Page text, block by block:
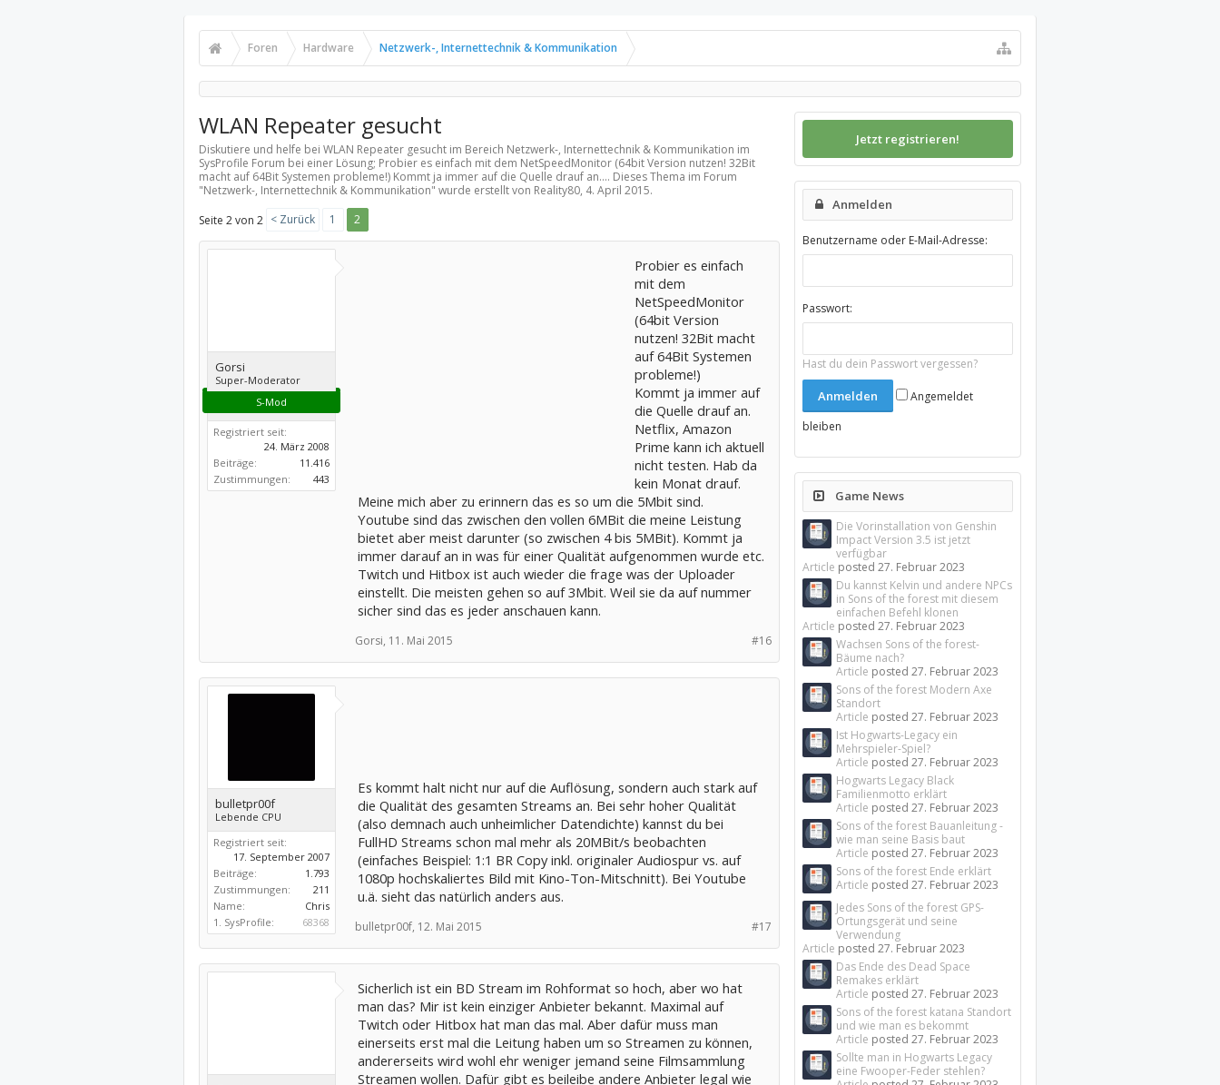
Foren Hardware Netzwerk-, Internettechnik & Kommunikation
WLAN Repeater gesucht
Diskutiere und helfe bei WLAN Repeater gesucht im Bereich Netzwerk-, Internettechnik & Kommunikation im
SysProfile Forum bei einer Lösung; Probier es einfach mit dem NetSpeedMonitor (64bit Version nutzen! 32Bit
macht auf 64Bit Systemen probleme!) Kommt ja immer auf die Quelle drauf an.... Dieses Thema im Forum
"Netzwerk-, Internettechnik & Kommunikation" wurde erstellt von Reality80, 4. April 2015.
Seite 2 von 2 < Zurück 1 2
Gorsi
Super-Moderator
S-Mod
Registriert seit:
24. März 2008
Beiträge:
11.416
Zustimmungen:
443
Probier es einfach
mit dem
NetSpeedMonitor
(64bit Version
nutzen! 32Bit macht
auf 64Bit Systemen
probleme!)
Kommt ja immer auf
die Quelle drauf an.
Netflix, Amazon
Prime kann ich aktuell
nicht testen. Hab da
kein Monat drauf.
Meine mich aber zu erinnern das es so um die 5Mbit sind.
Youtube sind das zwischen den vollen 6MBit die meine Leistung
bietet aber meist darunter (so zwischen 4 bis 5MBit). Kommt ja
immer darauf an in was für einer Qualität aufgenommen wurde etc.
Twitch und Hitbox ist auch wieder die frage was der Uploader
einstellt. Die meisten gehen so auf 3Mbit. Weil sie da auf nummer
sicher sind das es jeder anschauen kann.
#16
Gorsi, 11. Mai 2015
bulletpr00f
Lebende CPU
Registriert seit:
17. September 2007
Beiträge:
1.793
Zustimmungen:
211
Name:
Chris
1. SysProfile:
68368
Es kommt halt nicht nur auf die Auflösung, sondern auch stark auf
die Qualität des gesamten Streams an. Bei sehr hoher Qualität
(also demnach auch unheimlicher Datendichte) kannst du bei
FullHD Streams schon mal mehr als 20MBit/s beobachten
(einfaches Beispiel: 1:1 BR Copy inkl. originaler Audiospur vs. auf
1080p hochskaliertes Bild mit Kino-Ton-Mitschnitt). Bei Youtube
u.ä. sieht das natürlich anders aus.
#17
bulletpr00f, 12. Mai 2015
Sicherlich ist ein BD Stream im Rohformat so hoch, aber wo hat
man das? Mir ist kein einziger Anbieter bekannt. Maximal auf
Twitch oder Hitbox hat man das mal. Aber dafür muss man
einerseits erst mal die Leitung haben um so Streamen zu können,
andererseits wird wohl ehr weniger jemand seine Filmsammlung
Streamen wollen. Dafür gibt es beileibe andere Anbieter legal wie
Jetzt registrieren!
Anmelden
Benutzername oder E-Mail-Adresse:
Passwort:
Hast du dein Passwort vergessen?
Angemeldet
bleiben
Game News
Die Vorinstallation von Genshin
Impact Version 3.5 ist jetzt
verfügbar
Article posted27. Februar 2023
Du kannst Kelvin und andere NPCs
in Sons of the forest mit diesem
einfachen Befehl klonen
Article posted27. Februar 2023
Wachsen Sons of the forest-
Bäume nach?
Article posted27. Februar 2023
Sons of the forest Modern Axe
Standort
Article posted27. Februar 2023
Ist Hogwarts-Legacy ein
Mehrspieler-Spiel?
Article posted27. Februar 2023
Hogwarts Legacy Black
Familienmotto erklärt
Article posted27. Februar 2023
Sons of the forest Bauanleitung -
wie man seine Basis baut
Article posted27. Februar 2023
Sons of the forest Ende erklärt
Article posted27. Februar 2023
Jedes Sons of the forest GPS-
Ortungsgerät und seine
Verwendung
Article posted27. Februar 2023
Das Ende des Dead Space
Remakes erklärt
Article posted27. Februar 2023
Sons of the forest katana Standort
und wie man es bekommt
Article posted27. Februar 2023
Sollte man in Hogwarts Legacy
eine Fwooper-Feder stehlen?